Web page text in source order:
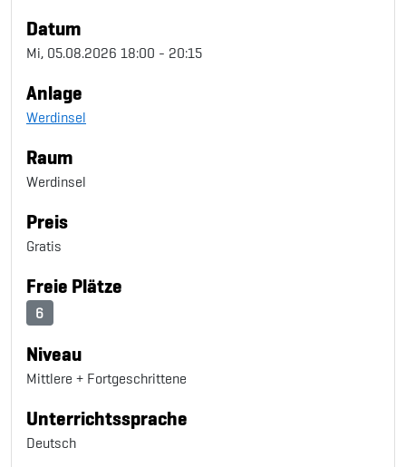
Datum
Mi, 05.08.2026 18:00 - 20:15
Anlage
Werdinsel
Raum
Werdinsel
Preis
Gratis
Freie Plätze
6
Niveau
Mittlere + Fortgeschrittene
Unterrichtssprache
Deutsch